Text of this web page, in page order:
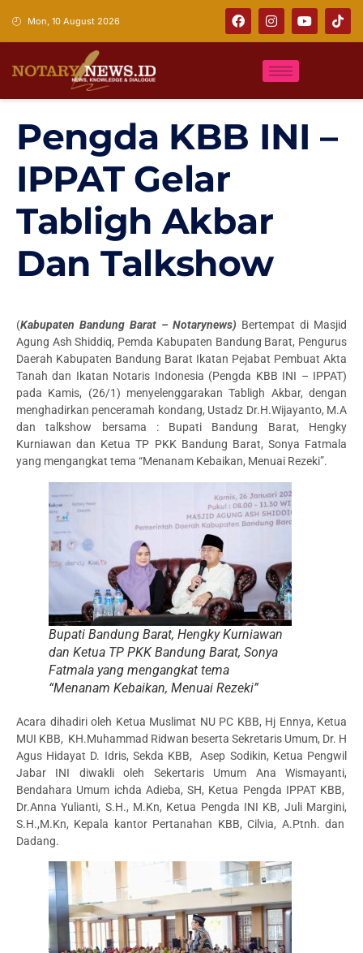
Mon, 10 August 2026
Pengda KBB INI –
IPPAT Gelar
Tabligh Akbar
Dan Talkshow
(Kabupaten Bandung Barat – Notarynews) Bertempat di Masjid
Agung Ash Shiddiq, Pemda Kabupaten Bandung Barat, Pengurus
Daerah Kabupaten Bandung Barat Ikatan Pejabat Pembuat Akta
Tanah dan Ikatan Notaris Indonesia (Pengda KBB INI – IPPAT)
pada Kamis, (26/1) menyelenggarakan Tabligh Akbar, dengan
menghadirkan penceramah kondang, Ustadz Dr.H.Wijayanto, M.A
dan talkshow bersama : Bupati Bandung Barat, Hengky
Kurniawan dan Ketua TP PKK Bandung Barat, Sonya Fatmala
yang mengangkat tema “Menanam Kebaikan, Menuai Rezeki”.
Bupati Bandung Barat, Hengky Kurniawan
dan Ketua TP PKK Bandung Barat, Sonya
Fatmala yang mengangkat tema
“Menanam Kebaikan, Menuai Rezeki”
Acara dihadiri oleh Ketua Muslimat NU PC KBB, Hj Ennya, Ketua
MUI KBB, KH.Muhammad Ridwan beserta Sekretaris Umum, Dr. H
Agus Hidayat D. Idris, Sekda KBB, Asep Sodikin, Ketua Pengwil
Jabar INI diwakli oleh Sekertaris Umum Ana Wismayanti,
Bendahara Umum ichda Adieba, SH, Ketua Pengda IPPAT KBB,
Dr.Anna Yulianti, S.H., M.Kn, Ketua Pengda INI KB, Juli Margini,
S.H.,M.Kn, Kepala kantor Pertanahan KBB, Cilvia, A.Ptnh. dan
Dadang.